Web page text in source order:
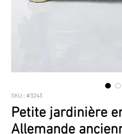
SKU : #3243
Petite jardinière
Allemande